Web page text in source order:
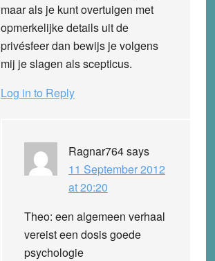
maar als je kunt overtuigen met
opmerkelijke details uit de
privésfeer dan bewijs je volgens
mij je slagen als scepticus.
Log in to Reply
Ragnar764says
11 September 2012
at 20:20
Theo: een algemeen verhaal
vereist een dosis goede
psychologie